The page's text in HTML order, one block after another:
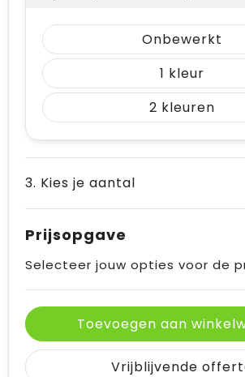
Onbewerkt
1
2
3. Kies je aantal
Prijsopgave
Selecteer jouw opties voor de
Toevoegen aan
Vrijblijvende